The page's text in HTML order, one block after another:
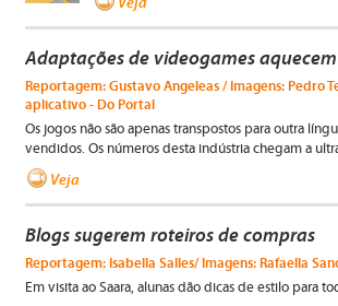
Adaptações de videogames
Reportagem: Gustavo Angeleas / Imagens: Pedro
aplicativo - Do Portal
Os jogos não são apenas transpostos para outra
vendidos. Os números desta indústria chegam a
Veja
Blogs sugerem roteiros de compras
Reportagem: Isabella Salles/ Imagens: Rafaella
Em visita ao Saara, alunas dão dicas de estilo para